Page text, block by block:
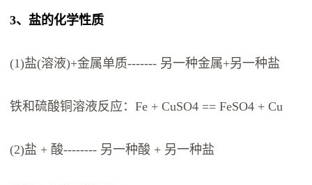
3、盐的化学性质
(1)盐(溶液)+金属单质------- 另一种金属+另一种盐
铁和硫酸铜溶液反应：Fe + CuSO4 == FeSO4 + Cu
(2)盐 + 酸-------- 另一种酸 + 另一种盐